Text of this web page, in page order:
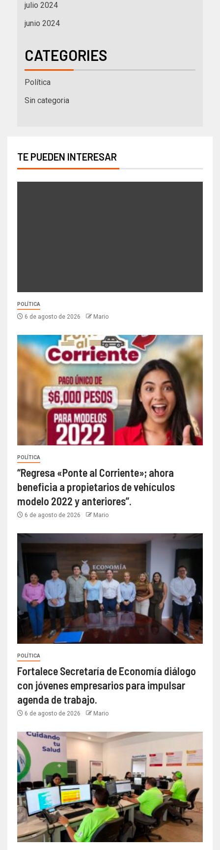
julio 2024
junio 2024
CATEGORIES
Política
Sin categoria
TE PUEDEN INTERESAR
POLÍTICA
6 de agosto de 2026 Mario
POLÍTICA
“Regresa «Ponte al Corriente»; ahora
beneficia a propietarios de vehículos
modelo 2022 y anteriores”.
6 de agosto de 2026 Mario
POLÍTICA
Fortalece Secretaría de Economía diálogo
con jóvenes empresarios para impulsar
agenda de trabajo.
6 de agosto de 2026 Mario